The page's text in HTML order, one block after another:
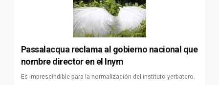
Passalacqua reclama al gobierno nacional que
nombre director en el Inym
Es imprescindible para la normalización del instituto yerbatero.